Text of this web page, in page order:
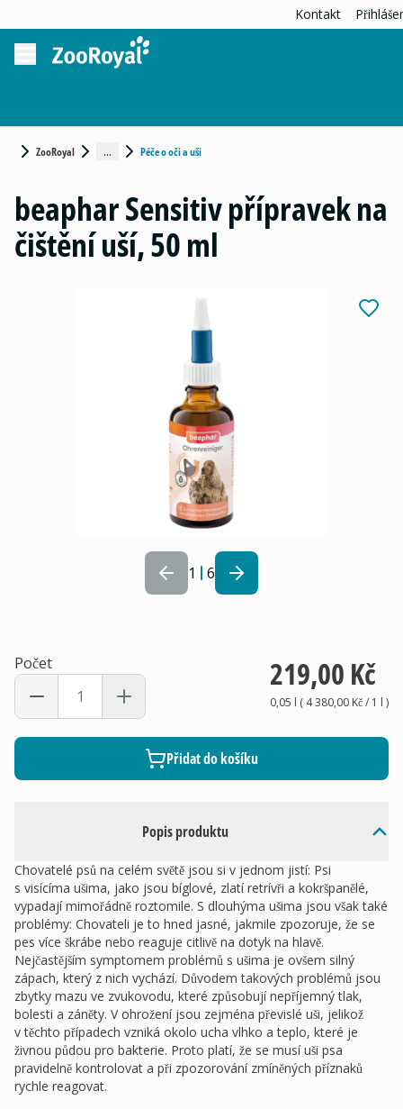
Kontakt
ZooRoyal ... Péče o oči a uši
1 6
Popis produktu
Chovatelé psů na celém světě jsou si v jednom jistí: Psi
s visícíma ušima, jako jsou bíglové, zlatí retrívři a kokršpanělé,
vypadají mimořádně roztomile. S dlouhýma ušima jsou však také
problémy: Chovateli je to hned jasné, jakmile zpozoruje, že se
pes více škrábe nebo reaguje citlivě na dotyk na hlavě.
Nejčastějším symptomem problémů s ušima je ovšem silný
zápach, který z nich vychází. Důvodem takových problémů jsou
zbytky mazu ve zvukovodu, které způsobují nepříjemný tlak,
bolesti a záněty. V ohrožení jsou zejména převislé uši, jelikož
v těchto případech vzniká okolo ucha vlhko a teplo, které je
živnou půdou pro bakterie. Proto platí, že se musí uši psa
pravidelně kontrolovat a při zpozorování zmíněných příznaků
rychle reagovat.
beaphar Sensitiv přípravek na
čištění uší, 50 ml
Počet 219,00 Kč
0,05 l ( 4 380,00 Kč/ 1 l )
Přidat do košíku